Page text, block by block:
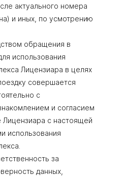
актуального номера
и иных, по усмотрению
обращения в
использования
Лицензиара в целях
совершается
с
и согласием
Лицензиара с настоящей
использования
за
данных,